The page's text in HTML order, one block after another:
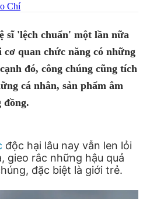
Chí
sĩ 'lệch chuẩn' một lần nữa
quan chức năng có những
đó, công chúng cũng tích
cá nhân, sản phẩm âm
đồng.
độc hại lâu nay vẫn len lỏi
gieo rắc những hậu quả
đặc biệt là giới trẻ.